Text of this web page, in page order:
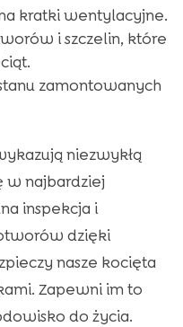
kratki wentylacyjne.
i szczelin, które
zamontowanych
niezwykłą
w najbardziej
inspekcja i
dzięki
nasze kocięta
Zapewni im to
do życia.